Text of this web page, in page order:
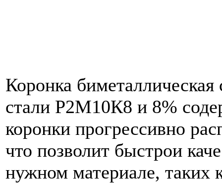
Коронка
стали Р2М10К8 и 8%
коронки прогрессивно
что позволит быстрои
нужном материале, таких